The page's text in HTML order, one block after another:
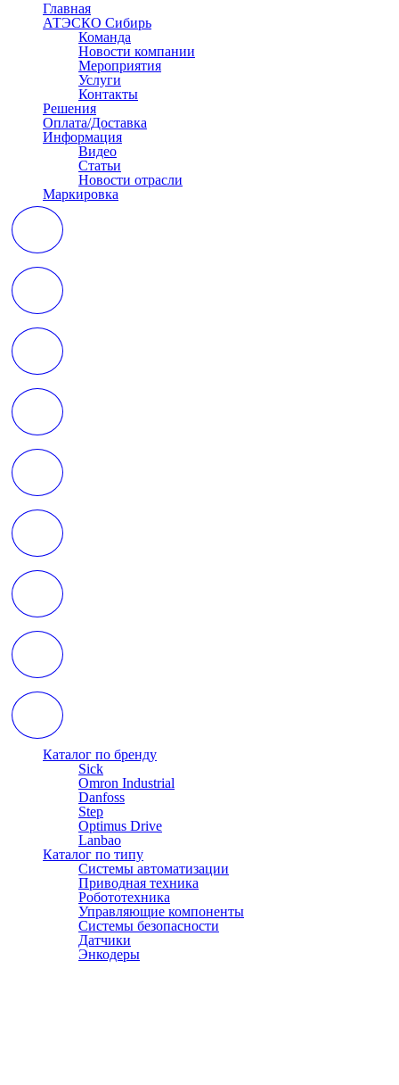
Главная
АТЭСКО Сибирь
Команда
Новости компании
Мероприятия
Услуги
Контакты
Решения
Оплата/Доставка
Информация
Видео
Статьи
Новости отрасли
Маркировка
Каталог по бренду
Sick
Omron Industrial
Danfoss
Step
Optimus Drive
Lanbao
Каталог по типу
Системы автоматизации
Приводная техника
Робототехника
Управляющие компоненты
Системы безопасности
Датчики
Энкодеры